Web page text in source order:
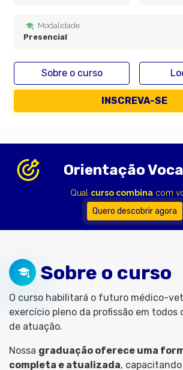
Modalidade
Presencial
Sobre o curso
INSCREVA-SE
Orientação
Qual curso combinacom
Quero descobrir agora
Sobre o curso
O curso habilitará o futuro médico-
exercício pleno da profissão em todos
de atuação.
Nossa graduação oferece uma
completa e atualizada,